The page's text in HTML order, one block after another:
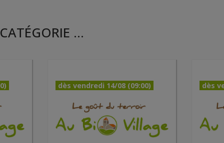
...
dès vendredi 14/08 (09:00) dès